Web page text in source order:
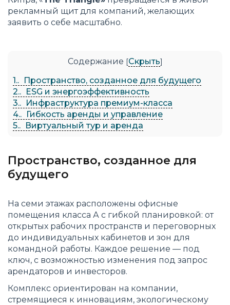
рекламный щит для компаний, желающих
заявить о себе масштабно.
Содержание [Скрыть]
1.
Пространство, созданное для будущего
2.
ESG и энергоэффективность
3.
Инфраструктура премиум-класса
4.
Гибкость аренды и управление
5.
Виртуальный тур и аренда
Пространство, созданное для
будущего
На семи этажах расположены офисные
помещения класса А с гибкой планировкой: от
открытых рабочих пространств и переговорных
до индивидуальных кабинетов и зон для
командной работы. Каждое решение — под
ключ, с возможностью изменения под запрос
арендаторов и инвесторов.
Комплекс ориентирован на компании,
стремящиеся к инновациям, экологическому